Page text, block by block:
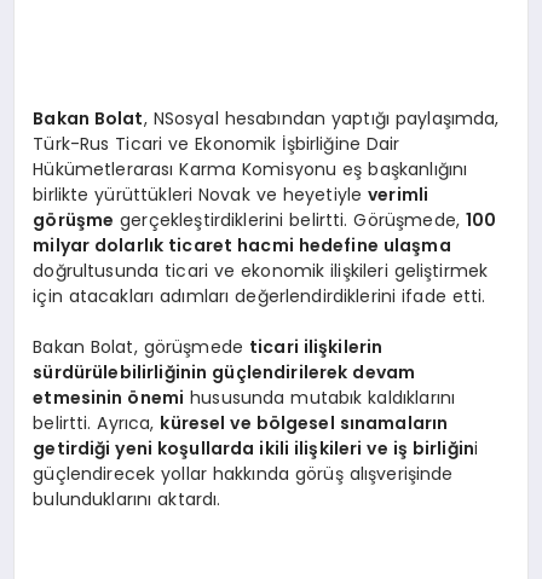
Bakan Bolat, NSosyal hesabından yaptığı paylaşımda,
Türk-Rus Ticari ve Ekonomik İşbirliğine Dair
Hükümetlerarası Karma Komisyonu eş başkanlığını
birlikte yürüttükleri Novak ve heyetiyleverimli
görüşme gerçekleştirdiklerini belirtti. Görüşmede, 100
milyar dolarlık ticaret hacmi hedefine ulaşma
doğrultusunda ticari ve ekonomik ilişkileri geliştirmek
için atacakları adımları değerlendirdiklerini ifade etti.
Bakan Bolat, görüşmede ticari ilişkilerin
sürdürülebilirliğinin güçlendirilerek devam
etmesinin önemi hususunda mutabık kaldıklarını
belirtti. Ayrıca, küresel ve bölgesel sınamaların
getirdiği yeni koşullarda ikili ilişkileri ve iş birliğini
güçlendirecek yollar hakkında görüş alışverişinde
bulunduklarını aktardı.